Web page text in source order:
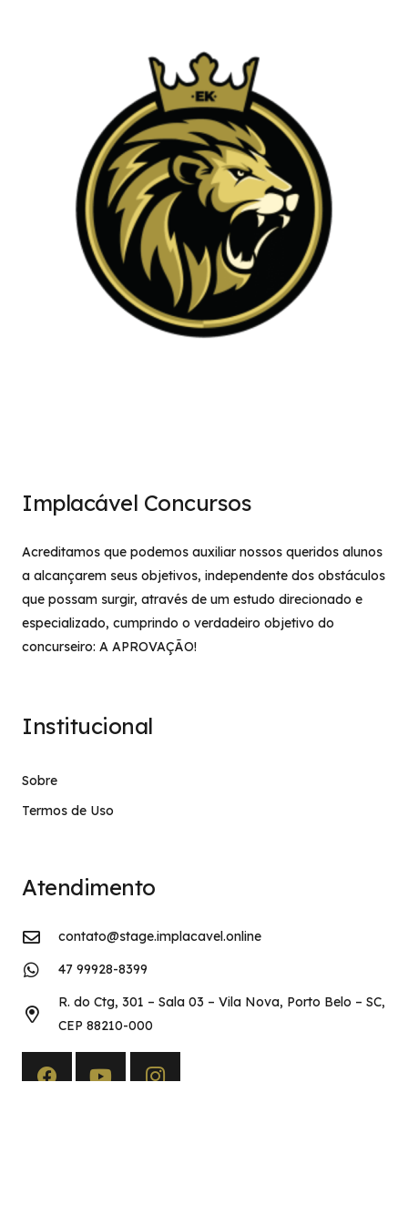
Implacável Concursos
Acreditamos que podemos auxiliar nossos queridos alunos
a alcançarem seus objetivos, independente dos obstáculos
que possam surgir, através de um estudo direcionado e
especializado, cumprindo o verdadeiro objetivo do
concurseiro: A APROVAÇÃO!
Institucional
Sobre
Termos de Uso
Atendimento
contato@stage.implacavel.online
47 99928-8399
R. do Ctg, 301 – Sala 03 – Vila Nova, Porto Belo – SC,
CEP 88210-000